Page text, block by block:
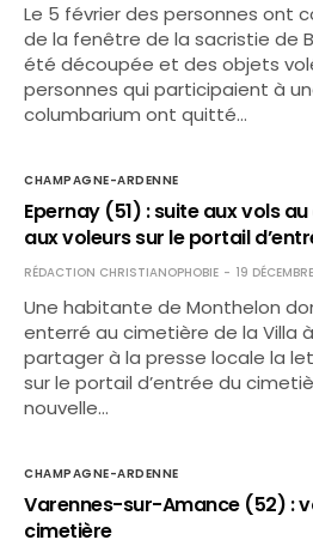
Le 5 février des personnes ont
de la fenêtre de la sacristie de
été découpée et des objets
personnes qui participaient à
columbarium ont quitté…
CHAMPAGNE-ARDENNE
Epernay (51) : suite aux vols
aux voleurs sur le portail
RÉDACTION CHRISTIANOPHOBIE 19
Une habitante de Monthelon
enterré au cimetière de la Villa
partager à la presse locale la
sur le portail d’entrée du
nouvelle…
CHAMPAGNE-ARDENNE
Varennes-sur-Amance (52) :
cimetière